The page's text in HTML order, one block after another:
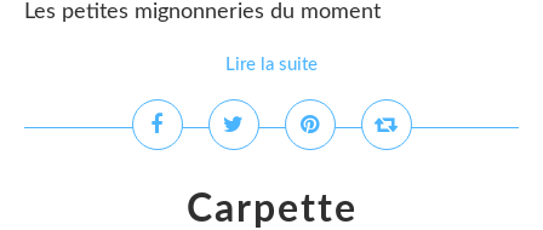
Les petites mignonneries du moment
Lire la suite
Carpette